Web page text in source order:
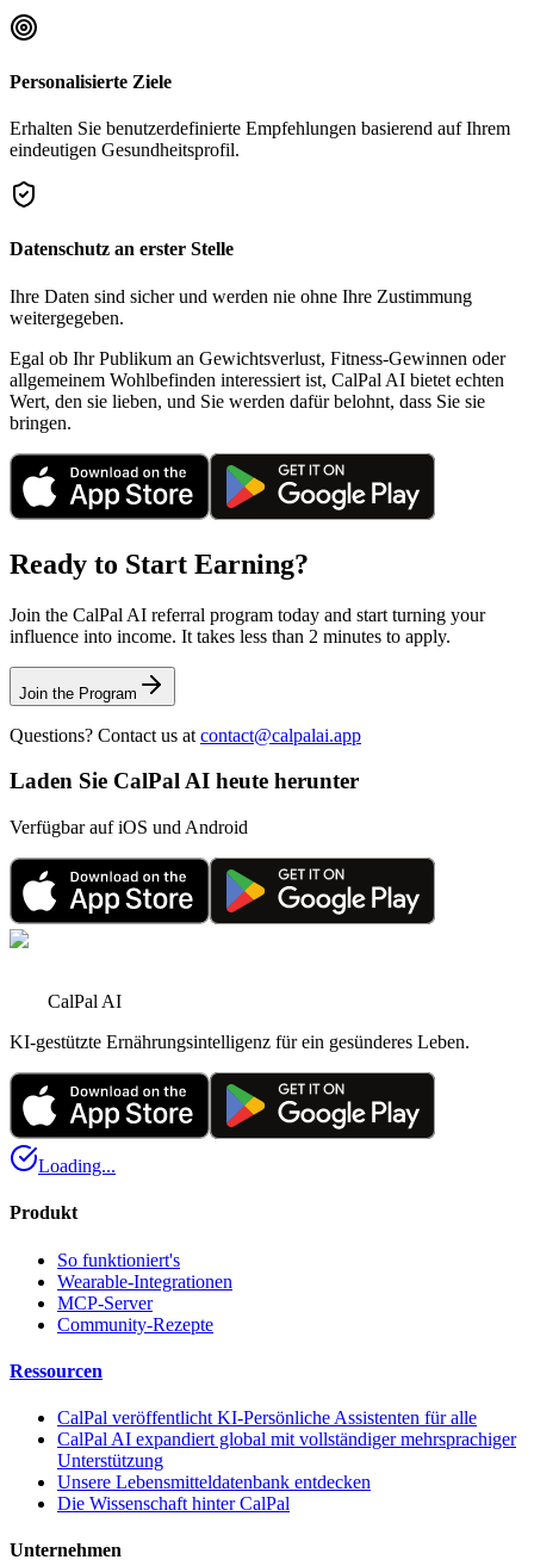
Personalisierte Ziele
Erhalten Sie benutzerdefinierte Empfehlungen basierend auf Ihrem
eindeutigen Gesundheitsprofil.
Datenschutz an erster Stelle
Ihre Daten sind sicher und werden nie ohne Ihre Zustimmung
weitergegeben.
Egal ob Ihr Publikum an Gewichtsverlust, Fitness-Gewinnen oder
allgemeinem Wohlbefinden interessiert ist, CalPal AI bietet echten
Wert, den sie lieben, und Sie werden dafür belohnt, dass Sie sie
bringen.
Ready to Start Earning?
Join the CalPal AI referral program today and start turning your
influence into income. It takes less than 2 minutes to apply.
Join the Program
Questions? Contact us at contact@calpalai.app
Laden Sie CalPal AI heute herunter
Verfügbar auf iOS und Android
CalPal AI
KI-gestützte Ernährungsintelligenz für ein gesünderes Leben.
Loading...
Produkt
So funktioniert's
Wearable-Integrationen
MCP-Server
Community-Rezepte
Ressourcen
CalPal veröffentlicht KI-Persönliche Assistenten für alle
CalPal AI expandiert global mit vollständiger mehrsprachiger
Unterstützung
Unsere Lebensmitteldatenbank entdecken
Die Wissenschaft hinter CalPal
Unternehmen